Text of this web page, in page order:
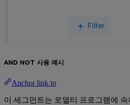
AND NOT 사용 예시
Anchor link to
이 세그먼트는 로열티 프로그램에